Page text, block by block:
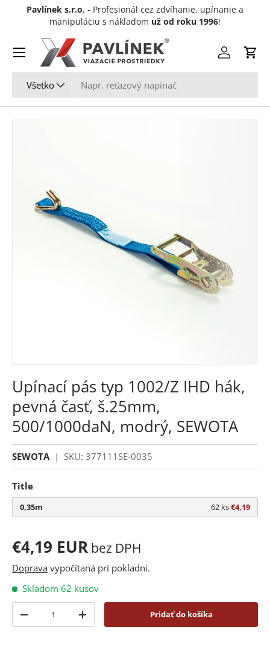
Preskočiť na obsah
Pavlínek s.r.o. - Profesionál cez zdvíhanie, upínanie a
manipuláciu s nákladom už od roku 1996!
Všetko
Prihlásiť sa
Menu
Upínací pás typ 1002/Z IHD hák,
pevná časť, š.25mm,
500/1000daN, modrý, SEWOTA
SEWOTA| SKU: 377111SE-0035
Title
0,35m 62 ks€4,19
€4,19 EUR bez DPH
Doprava vypočítaná pri pokladni.
Skladom 62 kusov
-
+ Pridať do košíka